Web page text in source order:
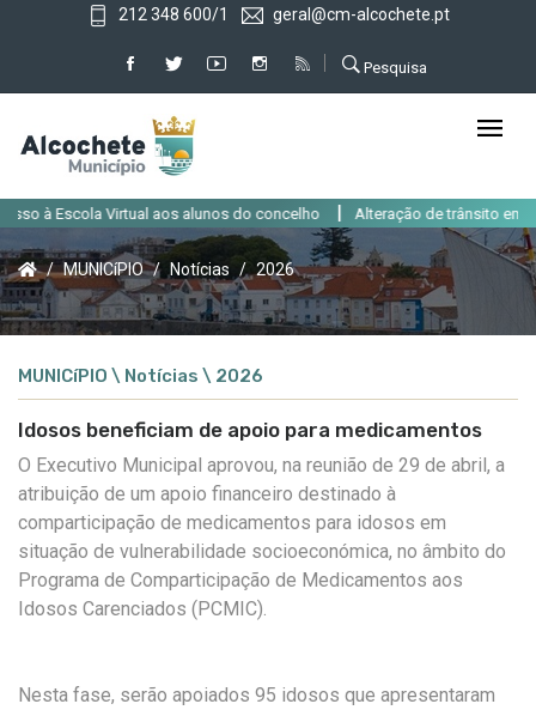
212 348 600/1 geral@cm-alcochete.pt
Pesquisa
Escola Virtual aos alunos do concelho | Alteração de trânsito em
MUNICíPIO Notícias 2026
MUNICíPIO \ Notícias \ 2026
Idosos beneficiam de apoio para medicamentos
O Executivo Municipal aprovou, na reunião de 29 de abril, a
atribuição de um apoio financeiro destinado à
comparticipação de medicamentos para idosos em
situação de vulnerabilidade socioeconómica, no âmbito do
Programa de Comparticipação de Medicamentos aos
Idosos Carenciados (PCMIC).
Nesta fase, serão apoiados 95 idosos que apresentaram